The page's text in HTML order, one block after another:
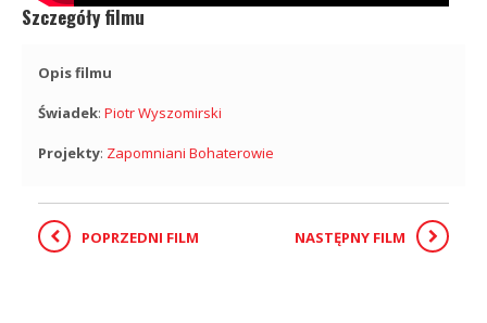
Szczegóły filmu
Opis filmu
Świadek: Piotr Wyszomirski
Projekty: Zapomniani Bohaterowie
POPRZEDNI FILM NASTĘPNY FILM